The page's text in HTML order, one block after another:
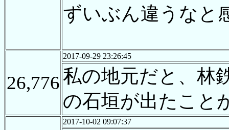
ずいぶん違うなと
26,776
2017-09-29 23:26:45
私の地元だと、林
の石垣が出たこと
2017-10-02 09:07:37